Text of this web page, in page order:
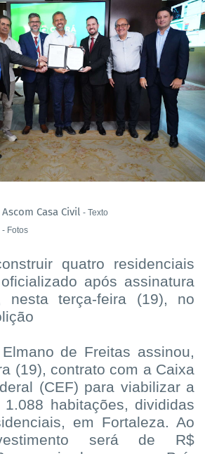
Casa Civil - Texto
- Fotos
quatro residenciais
após assinatura
nesta terça-feira (19), no
de Freitas assinou,
(19), contrato com a Caixa
(CEF) para viabilizar a
habitações, divididas
em Fortaleza. Ao
será de R$